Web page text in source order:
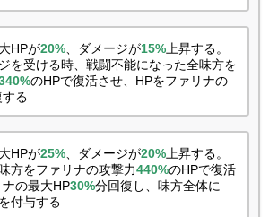
大HPが20% 、ダメージが15% 上昇する。
を受ける時、戦闘不能になった全味方を
のHPで復活させ、HPをファリナの
る
大HPが25% 、ダメージが20% 上昇する。
方をファリナの攻撃力440%のHPで復活
の最大HP30%分回復し、味方全体に
付与する